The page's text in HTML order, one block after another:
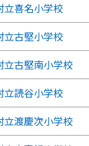
立喜名小学校
立古堅小学校
立古堅南小学校
立読谷小学校
立渡慶次小学校